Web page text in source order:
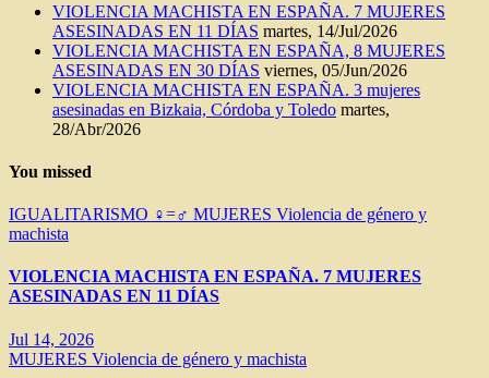
VIOLENCIA MACHISTA EN ESPAÑA. 7 MUJERES
ASESINADAS EN 11 DÍAS martes, 14/Jul/2026
VIOLENCIA MACHISTA EN ESPAÑA, 8 MUJERES
ASESINADAS EN 30 DÍAS viernes, 05/Jun/2026
VIOLENCIA MACHISTA EN ESPAÑA. 3 mujeres
asesinadas en Bizkaia, Córdoba y Toledo martes,
28/Abr/2026
You missed
IGUALITARISMO ♀=♂ MUJERES Violencia de género y
machista
VIOLENCIA MACHISTA EN ESPAÑA. 7 MUJERES
ASESINADAS EN 11 DÍAS
Jul 14, 2026
MUJERES Violencia de género y machista